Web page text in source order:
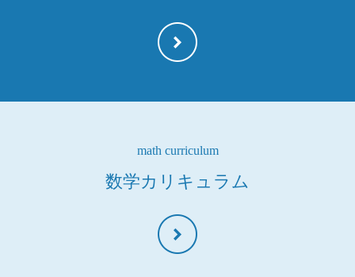
math curriculum
数学カリキュラム